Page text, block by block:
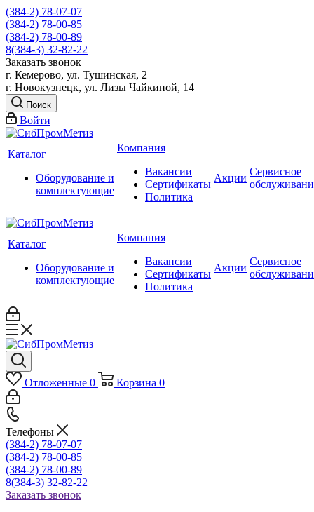
(384-2) 78-07-07
(384-2) 78-00-85
(384-2) 78-00-89
8(384-3) 32-82-22
Заказать звонок
г. Кемерово, ул. Тушинская, 2
г. Новокузнецк, ул. Лизы Чайкиной, 14
Поиск
Войти
Каталог
Оборудование и
комплектующие
Компания
Вакансии
Сертификаты
Политика
Акции
Сервисное
Каталог
Оборудование и
комплектующие
Компания
Вакансии
Сертификаты
Политика
Акции
Сервисное
Отложенные 0 Корзина 0
Телефоны
(384-2) 78-07-07
(384-2) 78-00-85
(384-2) 78-00-89
8(384-3) 32-82-22
Заказать звонок